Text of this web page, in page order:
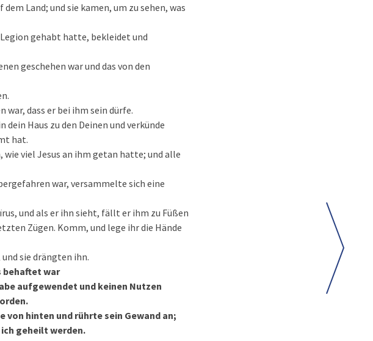
Land; und sie kamen, um zu sehen, was
Legion gehabt hatte, bekleidet und
geschehen war und das von den
war, dass er bei ihm sein dürfe.
Haus zu den Deinen und verkünde
hat.
viel Jesus an ihm getan hatte; und alle
war, versammelte sich eine
und als er ihn sieht, fällt er ihm zu Füßen
Zügen. Komm, und lege ihr die Hände
sie drängten ihn.
behaftet war
aufgewendet und keinen Nutzen
hinten und rührte sein Gewand an;
ich geheilt werden.